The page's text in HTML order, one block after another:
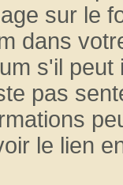
sur le
dans
s'il
pas
le lien